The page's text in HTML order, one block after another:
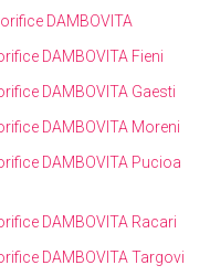
DAMBOVITA
DAMBOVITA Fieni
DAMBOVITA Gaesti
DAMBOVITA Moreni
DAMBOVITA Pucioa
DAMBOVITA Racari
DAMBOVITA Targovi